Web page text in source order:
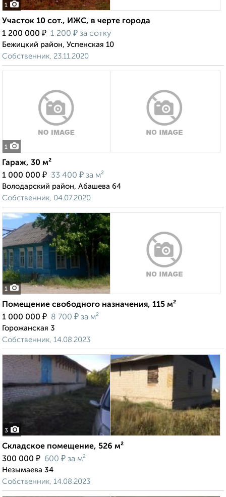
1
Участок 10 сот., ИЖС, в черте города
1 200 000 ₽ 1 200 ₽ за сотку
Бежицкий район, Успенская 10
Собственник, 23.11.2020
1
Гараж, 30 м²
1 000 000 ₽ 33 400 ₽ за м²
Володарский район, Абашева 64
Собственник, 04.07.2020
1
Помещение свободного назначения, 115 м²
1 000 000 ₽ 8 700 ₽ за м²
Горожанская 3
Собственник, 14.08.2023
3
Складское помещение, 526 м²
300 000 ₽ 600 ₽ за м²
Незымаева 34
Собственник, 14.08.2023